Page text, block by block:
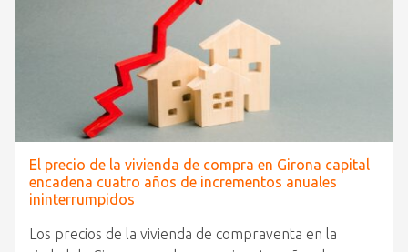
El precio de la vivienda de compra en Girona capital
encadena cuatro años de incrementos anuales
ininterrumpidos
Los precios de la vivienda de compraventa en la